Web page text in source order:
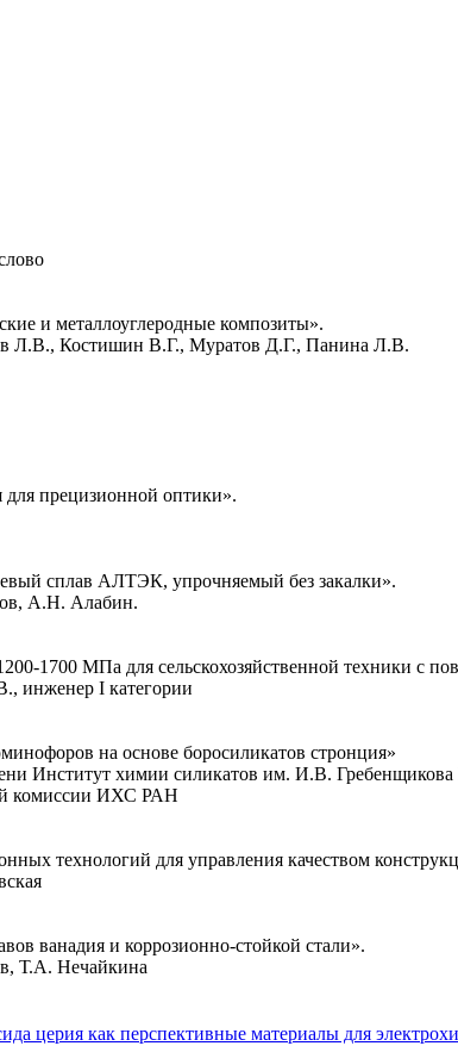
и металлоуглеродные композиты».
Костишин В.Г., Муратов Д.Г., Панина Л.В.
прецизионной оптики».
сплав АЛТЭК, упрочняемый без закалки».
А.Н. Алабин.
1700 МПа для сельскохозяйственной техники с
I категории
на основе боросиликатов стронция»
Институт химии силикатов им. И.В.
комиссии ИХС РАН
технологий для управления качеством
ванадия и коррозионно-стойкой стали».
Т.А. Нечайкина
церия как перспективные материалы для